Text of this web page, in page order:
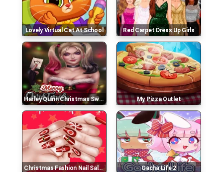
Lovely Virtual Cat At School Red Carpet Dress Up Girls
Harley Quinn Christmas Sweater Dress Up My Pizza Outlet
Christmas Fashion Nail Salon Gacha Life 2